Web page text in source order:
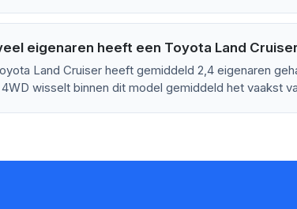
eigenaren heeft een Toyota Land
Land Cruiser heeft gemiddeld 2,4 eigenaren
wisselt binnen dit model gemiddeld het vaakst